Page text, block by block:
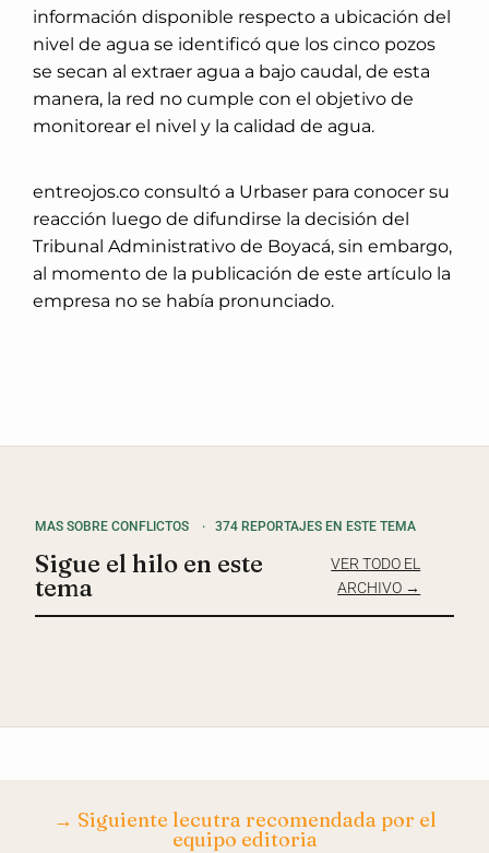
información disponible respecto a ubicación del
nivel de agua se identificó que los cinco pozos
se secan al extraer agua a bajo caudal, de esta
manera, la red no cumple con el objetivo de
monitorear el nivel y la calidad de agua.
entreojos.co consultó a Urbaser para conocer su
reacción luego de difundirse la decisión del
Tribunal Administrativo de Boyacá, sin embargo,
al momento de la publicación de este artículo la
empresa no se había pronunciado.
MAS SOBRE CONFLICTOS · 374 REPORTAJES EN ESTE TEMA
Sigue el hilo en este
tema
VER TODO EL
ARCHIVO →
→ Siguiente lecutra recomendada por el
equipo editoria